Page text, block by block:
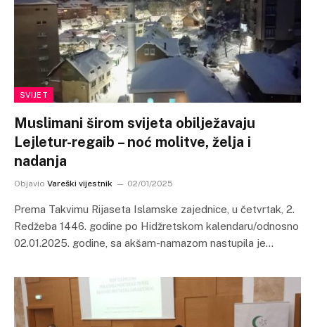
SVIJET
Muslimani širom svijeta obilježavaju
Lejletur-regaib – noć molitve, želja i
nadanja
Objavio Vareški vijestnik 02/01/2025
Prema Takvimu Rijaseta Islamske zajednice, u četvrtak, 2.
Redžeba 1446. godine po Hidžretskom kalendaru/odnosno
02.01.2025. godine, sa akšam-namazom nastupila je…